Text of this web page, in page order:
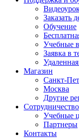
Заказать
Обучение
Учебные
Заявка в
Магазин
Санкт-
Москва
Другие
Сотрудничество
Учебные
Партнеры
Контакты